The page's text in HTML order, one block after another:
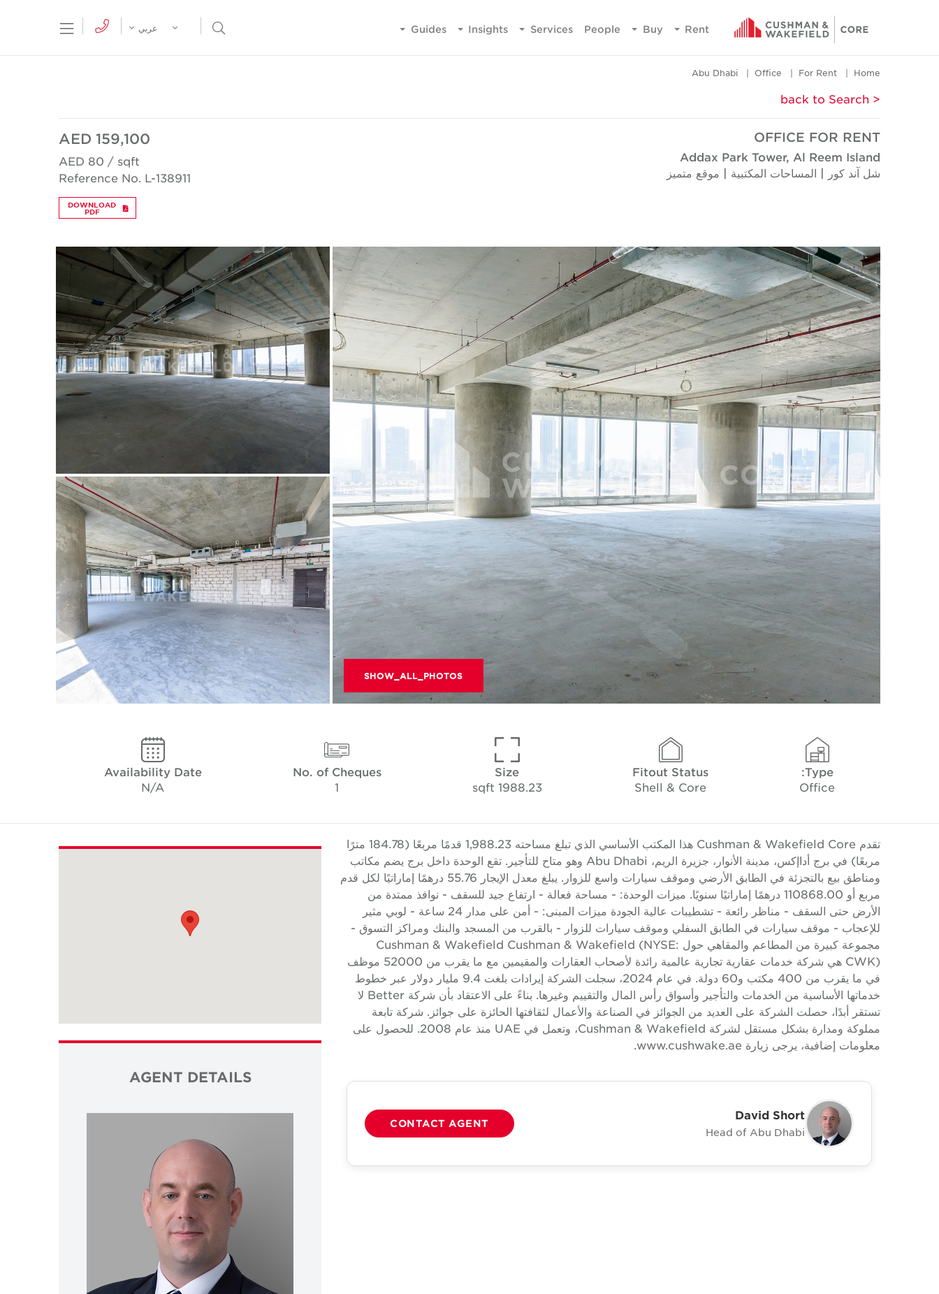
Rent
Buy
People
Services
Insights
Guides
Menu Open Search Menu
عربي
Home
For Rent
Office
Abu Dhabi
< back to Search
OFFICE FOR RENT
Addax Park Tower, Al Reem Island
شل آند كور | المساحات المكتبية | موقع متميز
AED 159,100
AED 80 / sqft
Reference No. L-138911
DOWNLOAD
PDF
SHOW_ALL_PHOTOS
Type:
Office
Fitout Status
Shell & Core
Size
1988.23 sqft
No. of Cheques
1
Availability Date
N/A
تقدم Cushman & Wakefield Core هذا المكتب الأساسي الذي تبلغ مساحته 1,988.23 قدمًا مربعًا (184.78 مترًا
مربعًا) في برج أداإكس، مدينة الأنوار، جزيرة الريم، Abu Dhabi وهو متاح للتأجير. تقع الوحدة داخل برج يضم مكاتب
ومناطق بيع بالتجزئة في الطابق الأرضي وموقف سيارات واسع للزوار. يبلغ معدل الإيجار 55.76 درهمًا إماراتيًا لكل قدم
مربع أو 110868.00 درهمًا إماراتيًا سنويًا. ميزات الوحدة: - مساحة فعالة - ارتفاع جيد للسقف - نوافذ ممتدة من
الأرض حتى السقف - مناظر رائعة - تشطيبات عالية الجودة ميزات المبنى: - أمن على مدار 24 ساعة - لوبي مثير
للإعجاب - موقف سيارات في الطابق السفلي وموقف سيارات للزوار - بالقرب من المسجد والبنك ومراكز التسوق -
مجموعة كبيرة من المطاعم والمقاهي حول Cushman & Wakefield Cushman & Wakefield (NYSE:
CWK) هي شركة خدمات عقارية تجارية عالمية رائدة لأصحاب العقارات والمقيمين مع ما يقرب من 52000 موظف
في ما يقرب من 400 مكتب و60 دولة. في عام 2024، سجلت الشركة إيرادات بلغت 9.4 مليار دولار عبر خطوط
خدماتها الأساسية من الخدمات والتأجير وأسواق رأس المال والتقييم وغيرها. بناءً على الاعتقاد بأن شركة Better لا
تستقر أبدًا، حصلت الشركة على العديد من الجوائز في الصناعة والأعمال لثقافتها الحائزة على جوائز. شركة تابعة
مملوكة ومدارة بشكل مستقل لشركة Cushman & Wakefield، وتعمل في UAE منذ عام 2008. للحصول على
معلومات إضافية، يرجى زيارة www.cushwake.ae.
David Short
Head of Abu Dhabi
CONTACT AGENT
AGENT DETAILS